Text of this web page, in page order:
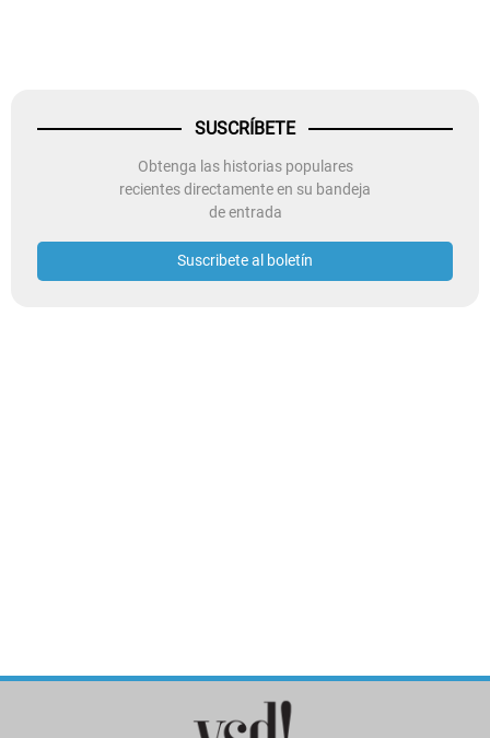
SUSCRÍBETE
Obtenga las historias populares
recientes directamente en su bandeja
de entrada
Suscribete al boletín